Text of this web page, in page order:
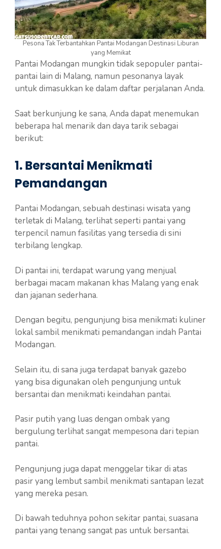
Pesona Tak Terbantahkan Pantai Modangan Destinasi Liburan
yang Memikat
Pantai Modangan mungkin tidak sepopuler pantai-
pantai lain di Malang, namun pesonanya layak
untuk dimasukkan ke dalam daftar perjalanan Anda.
Saat berkunjung ke sana, Anda dapat menemukan
beberapa hal menarik dan daya tarik sebagai
berikut:
1. Bersantai Menikmati
Pemandangan
Pantai Modangan, sebuah destinasi wisata yang
terletak di Malang, terlihat seperti pantai yang
terpencil namun fasilitas yang tersedia di sini
terbilang lengkap.
Di pantai ini, terdapat warung yang menjual
berbagai macam makanan khas Malang yang enak
dan jajanan sederhana.
Dengan begitu, pengunjung bisa menikmati kuliner
lokal sambil menikmati pemandangan indah Pantai
Modangan.
Selain itu, di sana juga terdapat banyak gazebo
yang bisa digunakan oleh pengunjung untuk
bersantai dan menikmati keindahan pantai.
Pasir putih yang luas dengan ombak yang
bergulung terlihat sangat mempesona dari tepian
pantai.
Pengunjung juga dapat menggelar tikar di atas
pasir yang lembut sambil menikmati santapan lezat
yang mereka pesan.
Di bawah teduhnya pohon sekitar pantai, suasana
pantai yang tenang sangat pas untuk bersantai.